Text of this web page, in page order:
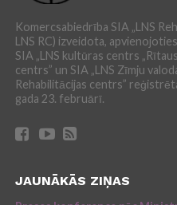
Komercsabiedrība SIA „LNS
LNS RC) izveidota,
SIA „LNS kultūras centrs
centrs” un SIA „LNS Zīmju
Rehabilitācijas centrs”
gada 23. februārī.
JAUNĀKĀS ZIŅAS